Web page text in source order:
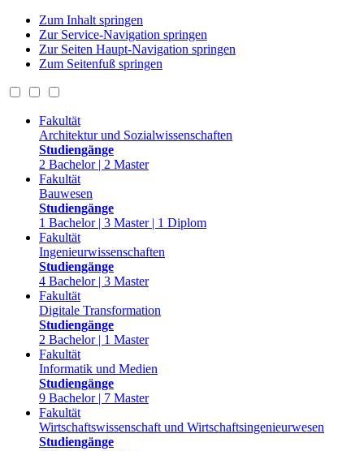
Zum Inhalt springen
Zur Service-Navigation springen
Zur Seiten Haupt-Navigation springen
Zum Seitenfuß springen
Fakultät
Architektur und Sozialwissenschaften
Studiengänge
2 Bachelor | 2 Master
Fakultät
Bauwesen
Studiengänge
1 Bachelor | 3 Master | 1 Diplom
Fakultät
Ingenieurwissenschaften
Studiengänge
4 Bachelor | 3 Master
Fakultät
Digitale Transformation
Studiengänge
2 Bachelor | 1 Master
Fakultät
Informatik und Medien
Studiengänge
9 Bachelor | 7 Master
Fakultät
Wirtschaftswissenschaft und Wirtschaftsingenieurwesen
Studiengänge